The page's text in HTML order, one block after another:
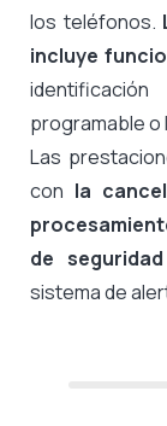
los teléfonos.
incluye
programable
Las
con la
de seguridad
sistema de